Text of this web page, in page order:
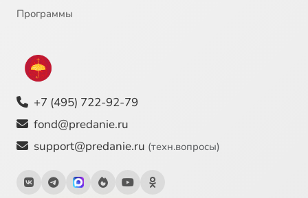
Программы
+7 (495) 722-92-79
fond@predanie.ru
support@predanie.ru (техн.вопросы)